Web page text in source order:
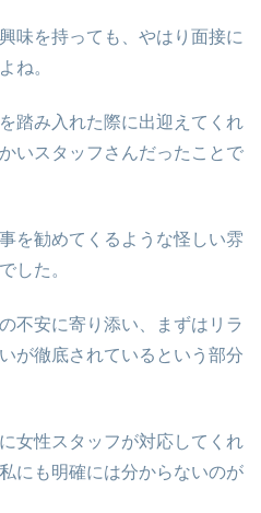
味を持っても、やはり面接に
ね。
踏み入れた際に出迎えてくれ
いスタッフさんだったことで
を勧めてくるような怪しい雰
した。
不安に寄り添い、まずはリラ
が徹底されているという部分
女性スタッフが対応してくれ
にも明確には分からないのが